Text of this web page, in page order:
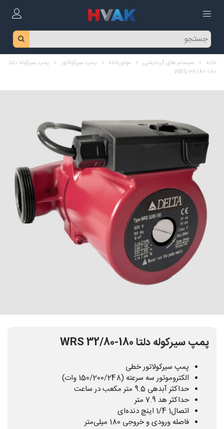
خانه > سیستم های گرمایشی > موتورخانه > پمپ سیرکولاتور > پمپ سیرکوله دلتا
WRS 32/80-180
پمپ سیرکوله دلتا WRS 32/80-180
پمپ سیرکولاتور خطی
الکتروموتور سه سرعته (150/200/248 وات)
حداکثر آبدهی 9.5 متر مکعب در ساعت
حداکثر هد 7.9 متر
اتصال1 1/4 اینچ دنده‌ای
فاصله ورودی و خروجی 180 میلی‌متر